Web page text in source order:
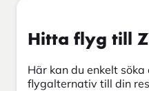
Hitta flyg till
Här kan du enkelt
flygalternativ till din